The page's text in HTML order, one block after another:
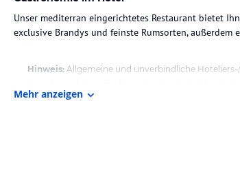
Unser mediterran eingerichtetes Restaurant bietet
exclusive Brandys und feinste Rumsorten,
Hinweis: Allgemeine und unverbindliche
jeweiligen Veranstalters.
Mehr anzeigen